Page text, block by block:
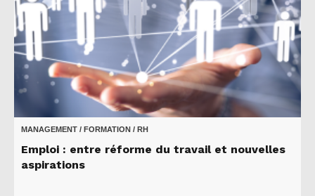
MANAGEMENT / FORMATION / RH
Emploi : entre réforme du travail et nouvelles
aspirations